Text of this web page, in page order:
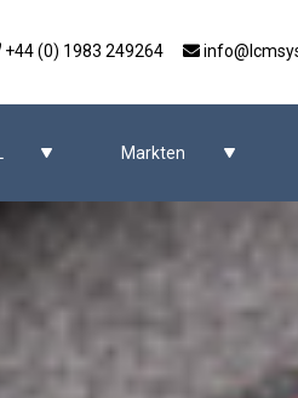
+44 (0) 1983 249264
Markten